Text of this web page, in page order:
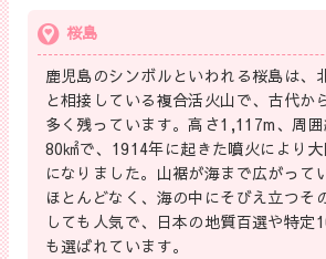
桜島
鹿児島のシンボルといわれる桜島は、
と相接している複合活火山で、古代か
多く残っています。高さ1,117m、周
80㎢で、1914年に起きた噴火により
になりました。山裾が海まで広がって
ほとんどなく、海の中にそびえ立つそ
しても人気で、日本の地質百選や特定
も選ばれています。